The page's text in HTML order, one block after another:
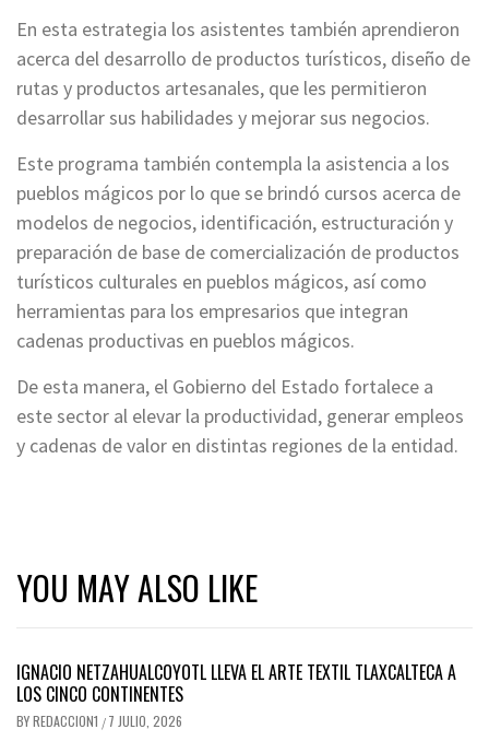
En esta estrategia los asistentes también aprendieron
acerca del desarrollo de productos turísticos, diseño de
rutas y productos artesanales, que les permitieron
desarrollar sus habilidades y mejorar sus negocios.
Este programa también contempla la asistencia a los
pueblos mágicos por lo que se brindó cursos acerca de
modelos de negocios, identificación, estructuración y
preparación de base de comercialización de productos
turísticos culturales en pueblos mágicos, así como
herramientas para los empresarios que integran
cadenas productivas en pueblos mágicos.
De esta manera, el Gobierno del Estado fortalece a
este sector al elevar la productividad, generar empleos
y cadenas de valor en distintas regiones de la entidad.
YOU MAY ALSO LIKE
IGNACIO NETZAHUALCOYOTL LLEVA EL ARTE TEXTIL TLAXCALTECA A
LOS CINCO CONTINENTES
BYREDACCION1 / 7 JULIO, 2026